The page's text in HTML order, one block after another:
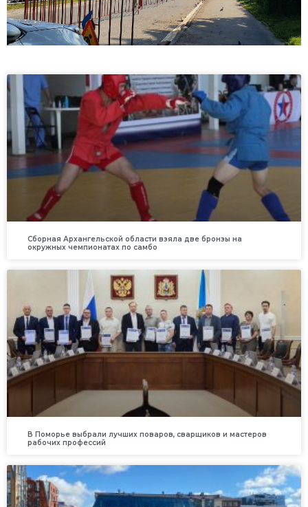
Сборная Архангельской области взяла две бронзы на
окружных чемпионатах по самбо
В Поморье выбрали лучших поваров, сварщиков и мастеров
рабочих профессий